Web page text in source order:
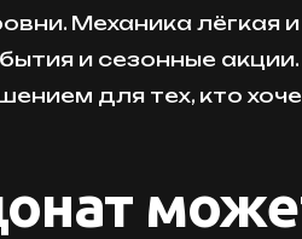
Механика лёгкая
и сезонные
для тех, кто